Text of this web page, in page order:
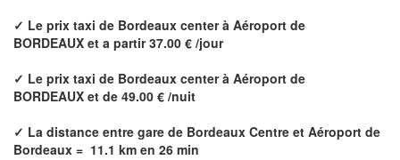
✓ Le prix taxi de Bordeaux center à Aéroport de
BORDEAUX et a partir 37.00 € /jour
✓ Le prix taxi de Bordeaux center à Aéroport de
BORDEAUX et de 49.00 € /nuit
✓ La distance entre gare de Bordeaux Centre et Aéroport de
Bordeaux = 11.1 km en 26 min